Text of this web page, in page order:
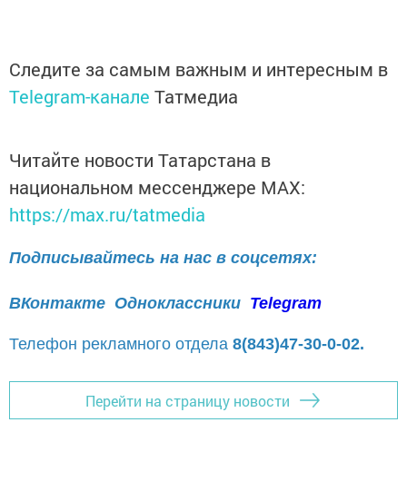
Следите за самым важным и интересным в
Telegram-канале Татмедиа
Читайте новости Татарстана в
национальном мессенджере MАХ:
https://max.ru/tatmedia
Подписывайтесь на нас в соцсетях:
ВКонтакте Одноклассники Telegram
Телефон рекламного отдела 8(843)47-30-0-02.
Перейти на страницу новости